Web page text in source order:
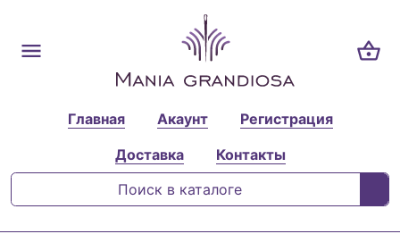
Главная Акаунт
Регистрация
Доставка
Контакты